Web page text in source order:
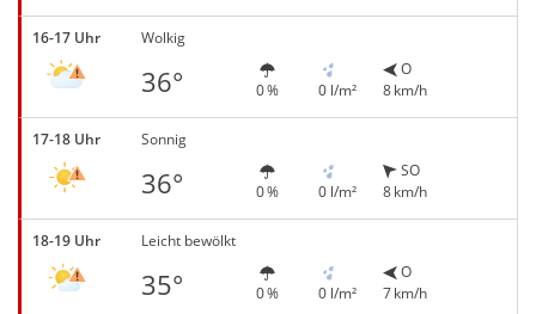
16-17 Uhr Wolkig
36° 0 % 0 l/m²
O
8 km/h
17-18 Uhr Sonnig
36° 0 % 0 l/m²
SO
8 km/h
18-19 Uhr Leicht bewölkt
35° 0 % 0 l/m²
O
7 km/h